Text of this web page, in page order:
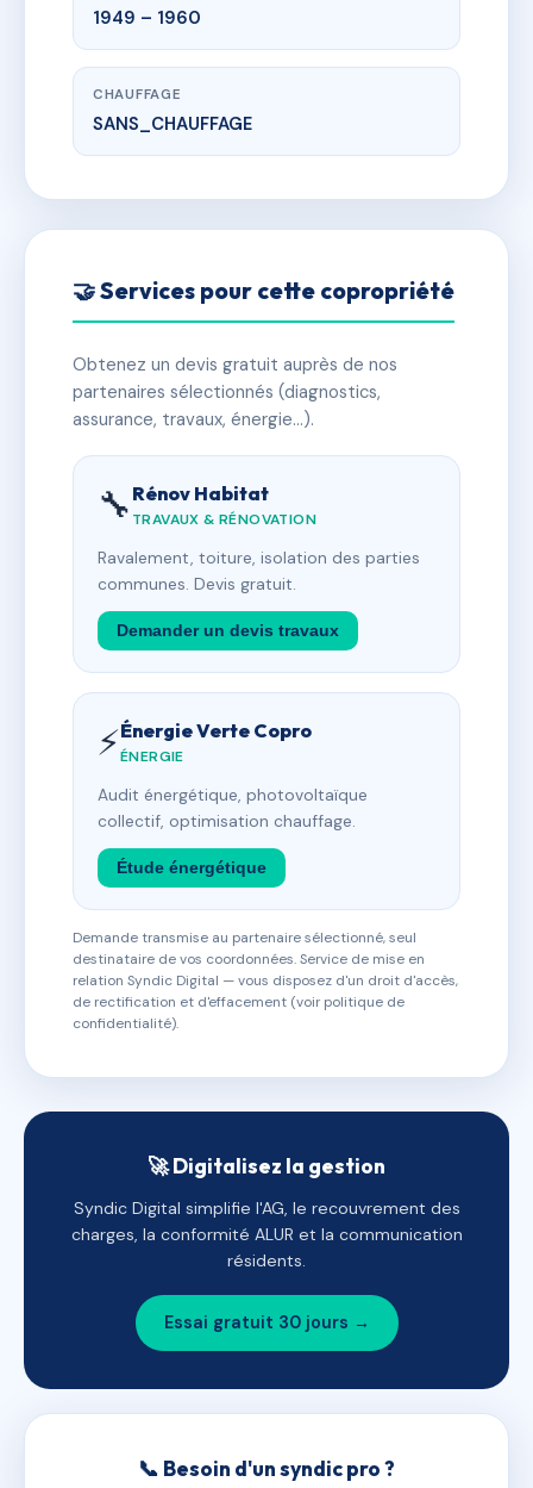
1949 – 1960
CHAUFFAGE
SANS_CHAUFFAGE
🤝 Services pour cette copropriété
Obtenez un devis gratuit auprès de nos
partenaires sélectionnés (diagnostics,
assurance, travaux, énergie…).
🔧 Rénov Habitat
TRAVAUX & RÉNOVATION
Ravalement, toiture, isolation des parties
communes. Devis gratuit.
Demander un devis travaux
⚡Énergie Verte Copro
ÉNERGIE
Audit énergétique, photovoltaïque
collectif, optimisation chauffage.
Étude énergétique
Demande transmise au partenaire sélectionné, seul
destinataire de vos coordonnées. Service de mise en
relation Syndic Digital — vous disposez d'un droit d'accès,
de rectification et d'effacement (voir politique de
confidentialité).
🚀 Digitalisez la gestion
Syndic Digital simplifie l'AG, le recouvrement des
charges, la conformité ALUR et la communication
résidents.
Essai gratuit 30 jours →
📞 Besoin d'un syndic pro ?